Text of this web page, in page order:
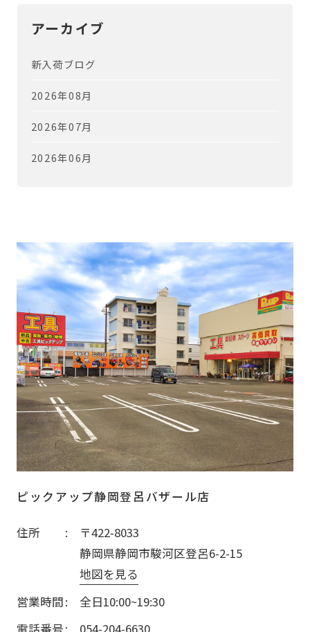
アーカイブ
新入荷ブログ
2026年08月
2026年07月
2026年06月
ピックアップ静岡登呂バザール店
住所
〒422-8033
静岡県静岡市駿河区登呂6-2-15
地図を見る
営業時間
全日10:00~19:30
電話番号
054-204-6630